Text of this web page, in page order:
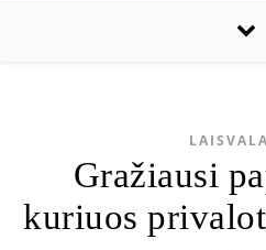
Gražiausi
kuriuos